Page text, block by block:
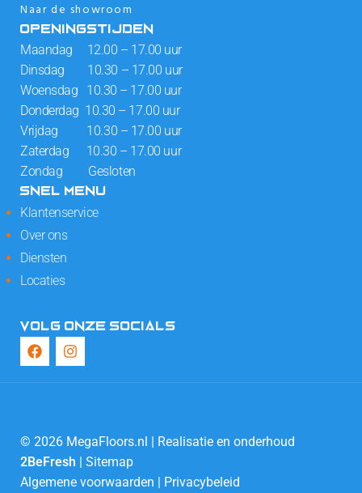
Naar de showroom
OPENINGSTIJDEN
Maandag 12.00 – 17.00 uur
Dinsdag 10.30 – 17.00 uur
Woensdag 10.30 – 17.00 uur
Donderdag 10.30 – 17.00 uur
Vrijdag 10.30 – 17.00 uur
Zaterdag 10.30 – 17.00 uur
Zondag Gesloten
SNEL MENU
Klantenservice
Over ons
Diensten
Locaties
VOLG ONZE SOCIALS
© 2026 MegaFloors.nl | Realisatie en onderhoud
2BeFresh | Sitemap
Algemene voorwaarden | Privacybeleid